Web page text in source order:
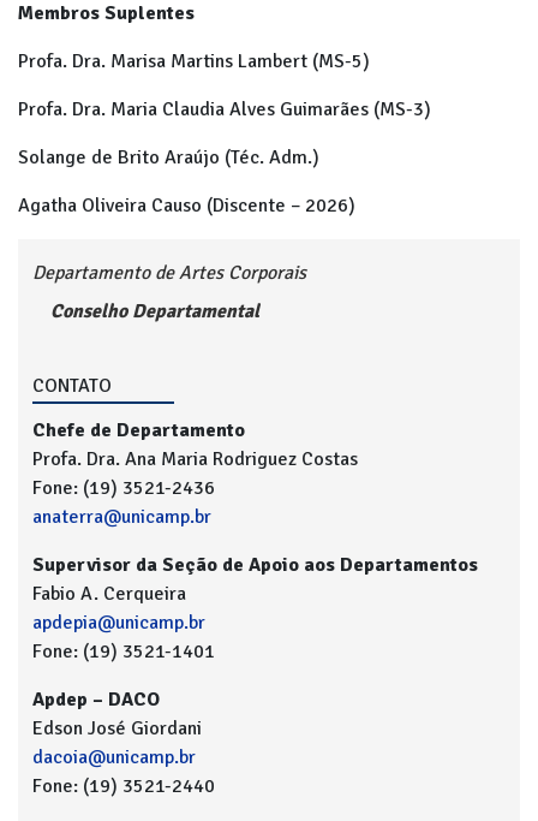
Membros Suplentes
Profa. Dra. Marisa Martins Lambert (MS-5)
Profa. Dra. Maria Claudia Alves Guimarães (MS-3)
Solange de Brito Araújo (Téc. Adm.)
Agatha Oliveira Causo (Discente – 2026)
Departamento de Artes Corporais
Conselho Departamental
CONTATO
Chefe de Departamento
Profa. Dra. Ana Maria Rodriguez Costas
Fone: (19) 3521-2436
anaterra@unicamp.br
Supervisor da Seção de Apoio aos Departamentos
Fabio A. Cerqueira
apdepia@unicamp.br
Fone: (19) 3521-1401
Apdep – DACO
Edson José Giordani
dacoia@unicamp.br
Fone: (19) 3521-2440